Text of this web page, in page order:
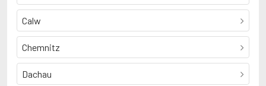
Calw
Chemnitz
Dachau